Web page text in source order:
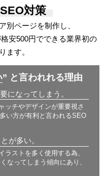
対策
別ページを制作し、
安500円でできる業界初の
ます。
” と言われれる理由
になってしまう。
ッチやデザインが重要視さ
い方が有利と言われるSEO
が多い。
ラストを多く使用する為、
なってしまう傾向にあり、